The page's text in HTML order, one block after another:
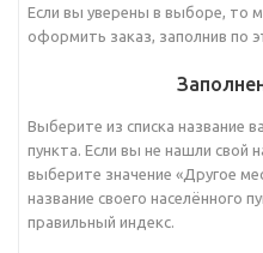
Если вы уверены в выборе, то
оформить заказ, заполнив по
Выберите из списка название
пункта. Если вы не нашли свой
выберите значение «Другое
название своего населённого
правильный индекс.